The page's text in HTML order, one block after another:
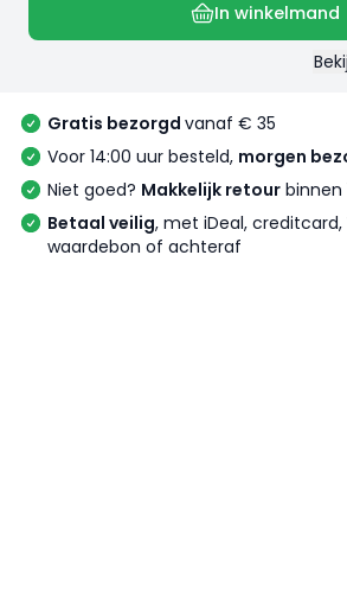
In winkelmand
Gratis bezorgd vanaf € 35
Voor 14:00 uur besteld, morgen
Niet goed? Makkelijk retour binnen
Betaal veilig, met iDeal, creditcard,
waardebon of achteraf